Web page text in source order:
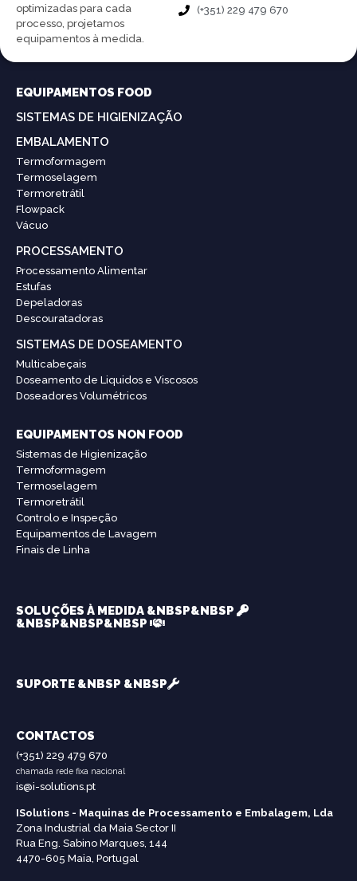
optimizadas para cada
processo, projetamos
equipamentos à medida.
(+351) 229 479 670
EQUIPAMENTOS FOOD
SISTEMAS DE HIGIENIZAÇÃO
EMBALAMENTO
Termoformagem
Termoselagem
Termoretrátil
Flowpack
Vácuo
PROCESSAMENTO
Processamento Alimentar
Estufas
Depeladoras
Descouratadoras
SISTEMAS DE DOSEAMENTO
Multicabeçais
Doseamento de Liquidos e Viscosos
Doseadores Volumétricos
EQUIPAMENTOS NON FOOD
Sistemas de Higienização
Termoformagem
Termoselagem
Termoretrátil
Controlo e Inspeção
Equipamentos de Lavagem
Finais de Linha
SOLUÇÕES À MEDIDA &NBSP&NBSP
&NBSP&NBSP&NBSP
SUPORTE &NBSP &NBSP
CONTACTOS
(+351) 229 479 670
chamada rede fixa nacional
is@i-solutions.pt
ISolutions - Maquinas de Processamento e Embalagem, Lda
Zona Industrial da Maia Sector II
Rua Eng. Sabino Marques, 144
4470-605 Maia, Portugal